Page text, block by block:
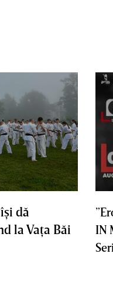
dă
la Vaţa Băi
IN